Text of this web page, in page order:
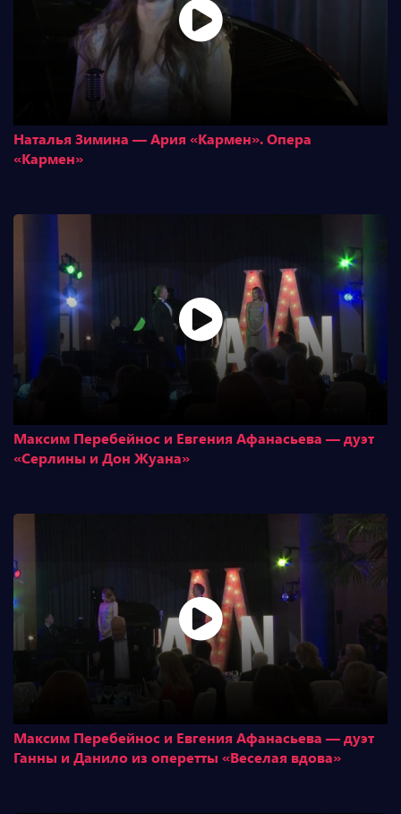
Наталья Зимина — Ария «Кармен». Опера
«Кармен»
Максим Перебейнос и Евгения Афанасьева — дуэт
«Серлины и Дон Жуана»
Максим Перебейнос и Евгения Афанасьева — дуэт
Ганны и Данило из оперетты «Веселая вдова»